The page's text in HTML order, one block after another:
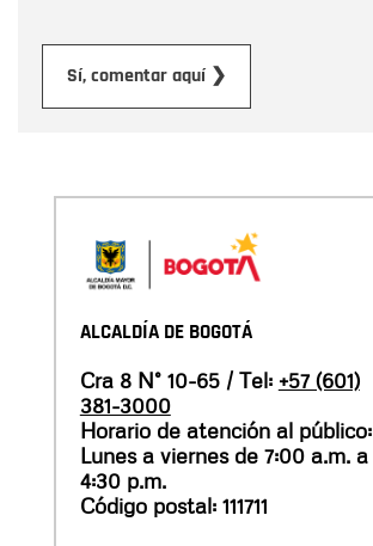
Sí, comentar aquí ❯
ALCALDÍA DE BOGOTÁ
Cra 8 N° 10-65 / Tel: +57 (601)
381-3000
Horario de atención al público:
Lunes a viernes de 7:00 a.m. a
4:30 p.m.
Código postal: 111711